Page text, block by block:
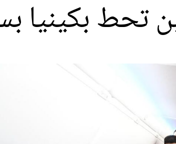
تحط بكينيا